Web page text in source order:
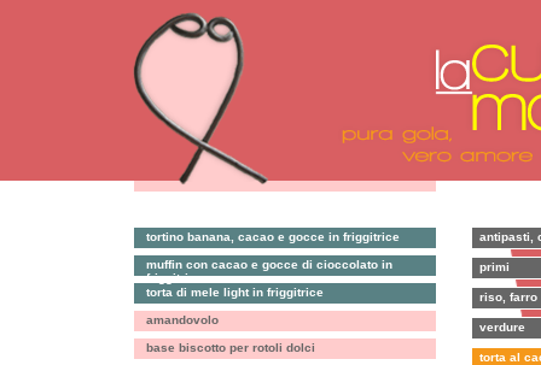
antipasti,
primi
riso, farro
verdure
tortino banana, cacao e gocce in friggitrice
muffin con cacao e gocce di cioccolato in
friggitrice
torta di mele light in friggitrice
amandovolo
base biscotto per rotoli dolci
torta al